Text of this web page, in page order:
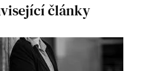
články